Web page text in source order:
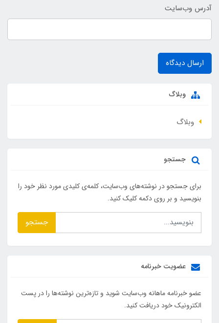
آدرس وب‌سایت
ارسال دیدگاه
وبلاگ
وبلاگ
جستجو
برای جستجو در نوشته‌های وب‌سایت، کلمه‌ی کلیدی مورد نظر خود را
بنویسید و بر روی دکمه کلیک کنید.
جستجو
عضویت خبرنامه
عضو خبرنامه ماهانه وب‌سایت شوید و تازه‌ترین نوشته‌ها را در پست
الکترونیک خود دریافت کنید.